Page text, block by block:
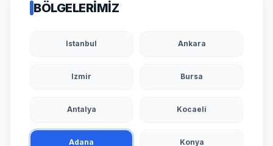
BÖLGELERIMIZ
Istanbul Ankara
Izmir Bursa
Antalya Kocaeli
Adana Konya